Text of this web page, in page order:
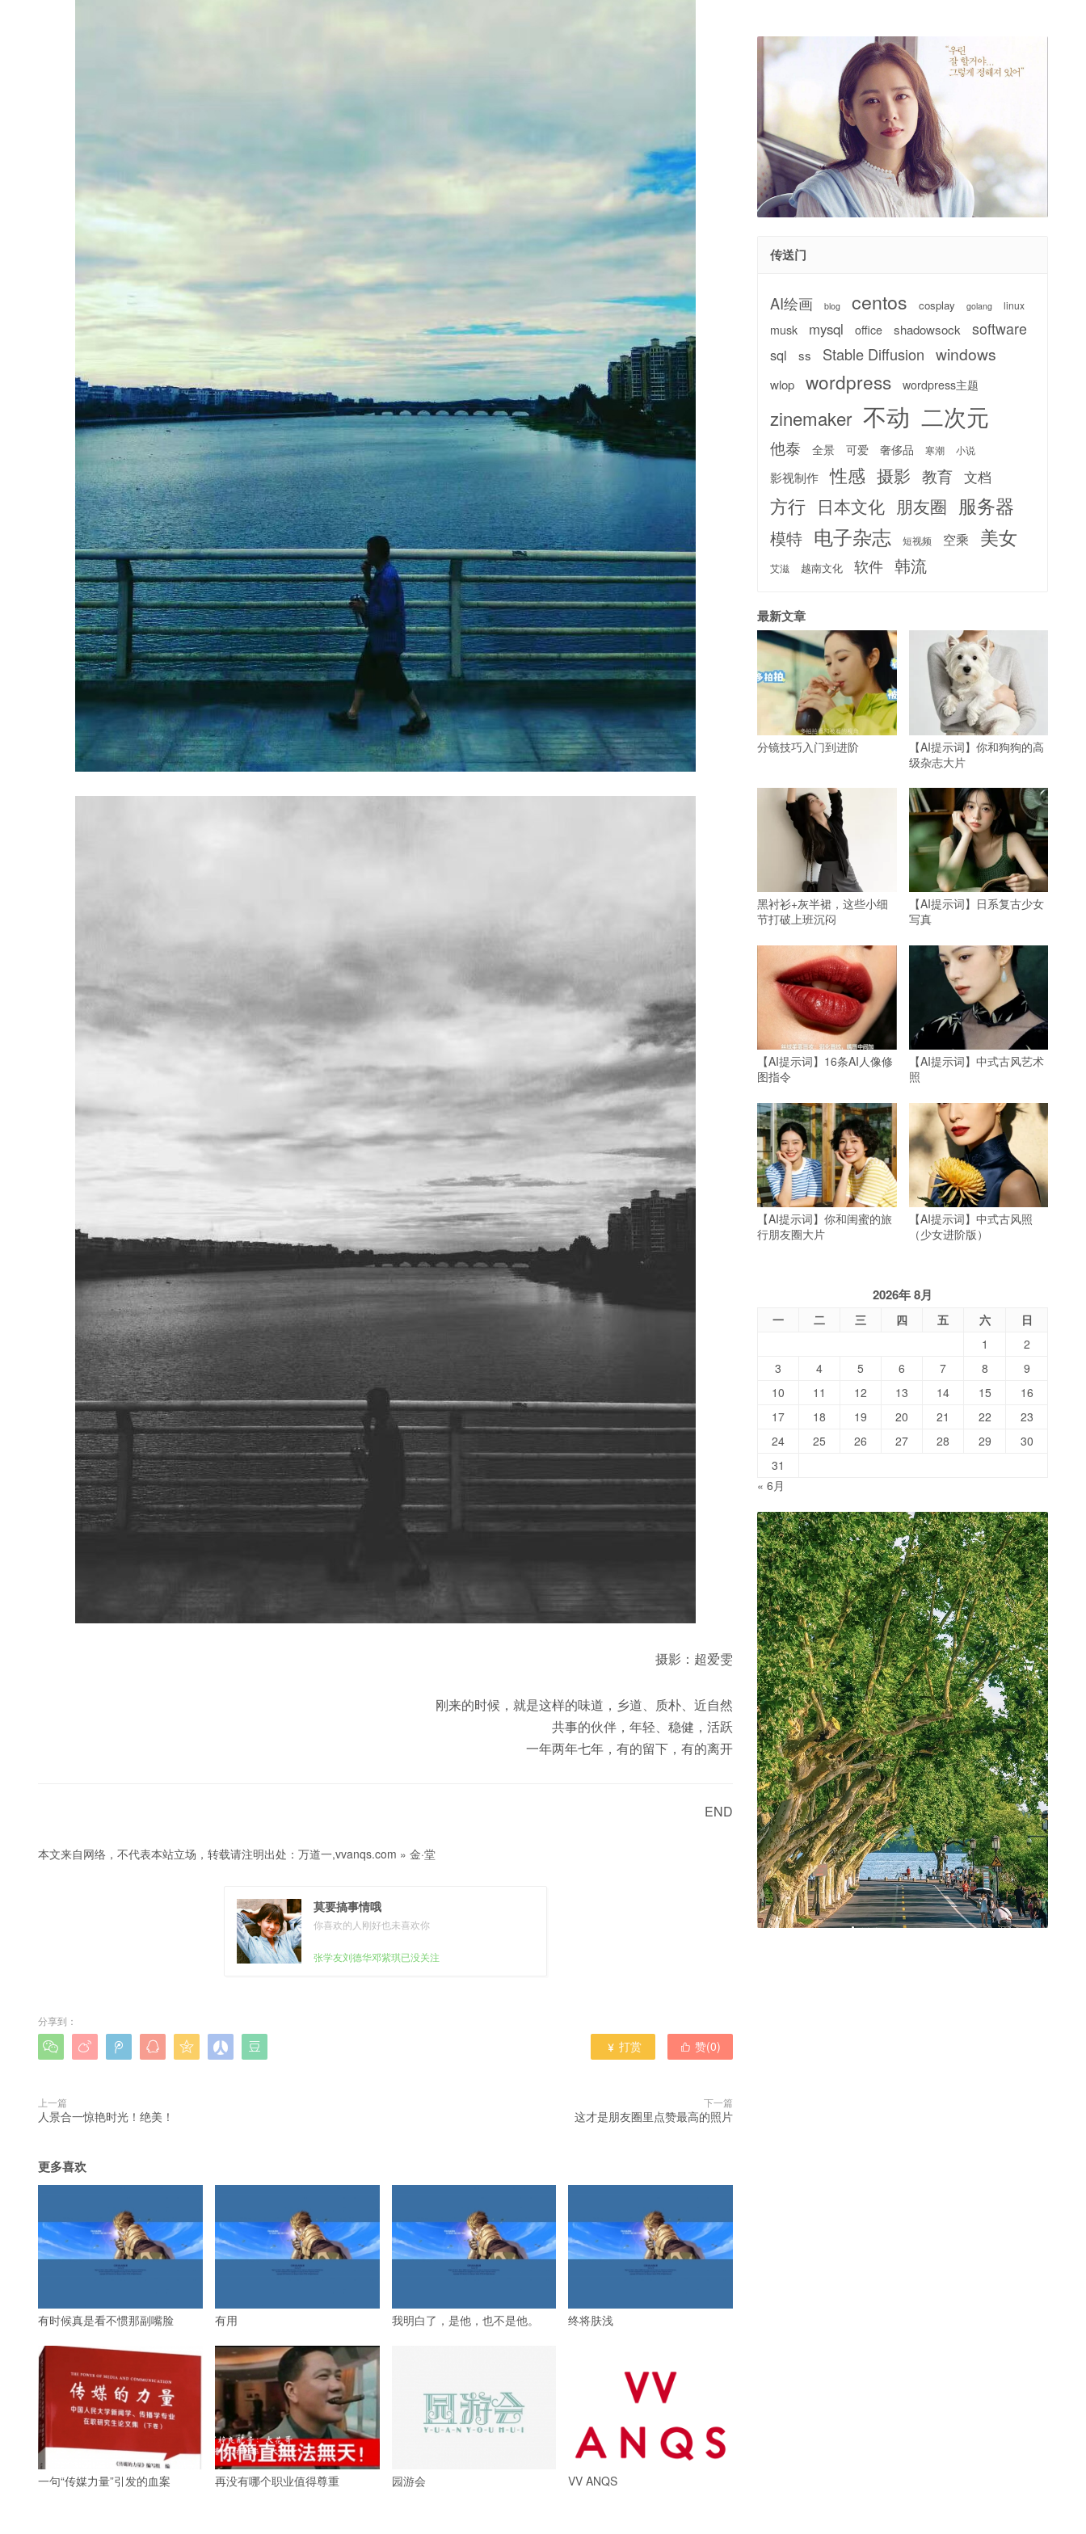
摄影：超爱雯
刚来的时候，就是这样的味道，乡道、质朴、近自然
共事的伙伴，年轻、稳健，活跃
一年两年七年，有的留下，有的离开
END
本文来自网络，不代表本站立场，转载请注明出处： 万道一,vvanqs.com » 金·堂
莫要搞事情哦
你喜欢的人刚好也未喜欢你
张学友刘德华邓紫琪已没关注
分享到：
        赞(0)
 打赏
上一篇
人景合一惊艳时光！绝美！
下一篇
这才是朋友圈里点赞最高的照片
更多喜欢
有时候真是看不惯那副嘴脸 有用 我明白了，是他，也不是他。 终将肤浅
一句“传媒力量”引发的血案 再没有哪个职业值得尊重 园游会 VV ANQS
传送门
AI绘画 blog centos cosplay golang linux
musk mysql office shadowsock software
sql ss Stable Diffusion windows
wlop wordpress wordpress主题
zinemaker 不动 二次元
他泰 全景 可爱 奢侈品 寒潮 小说
影视制作 性感 摄影 教育 文档
方行 日本文化 朋友圈 服务器
模特 电子杂志 短视频 空乘 美女
艾滋 越南文化 软件 韩流
最新文章
分镜技巧入门到进阶
【AI提示词】你和狗狗的高
级杂志大片
黑衬衫+灰半裙，这些小细
节打破上班沉闷
【AI提示词】日系复古少女
写真
【AI提示词】16条AI人像修
图指令
【AI提示词】中式古风艺术
照
【AI提示词】你和闺蜜的旅
行朋友圈大片
【AI提示词】中式古风照
（少女进阶版）
2026年 8月
一 二 三 四 五 六
日
1
2
3
4 5 6 7 8
9
10
11 12 13 14 15
16
17
18 19 20 21 22
23
24
25 26 27 28 29
30
31
« 6月